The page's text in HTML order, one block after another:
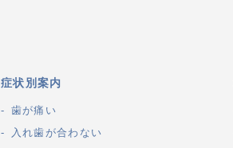
症状別案内
歯が痛い
入れ歯が合わない